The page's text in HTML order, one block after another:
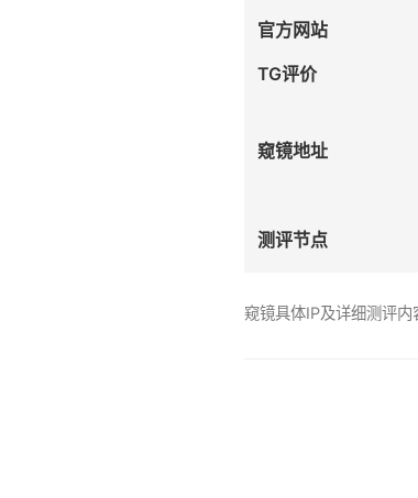
官方网站
TG评价
窥镜地址
测评节点
窥镜具体IP及详细测评内